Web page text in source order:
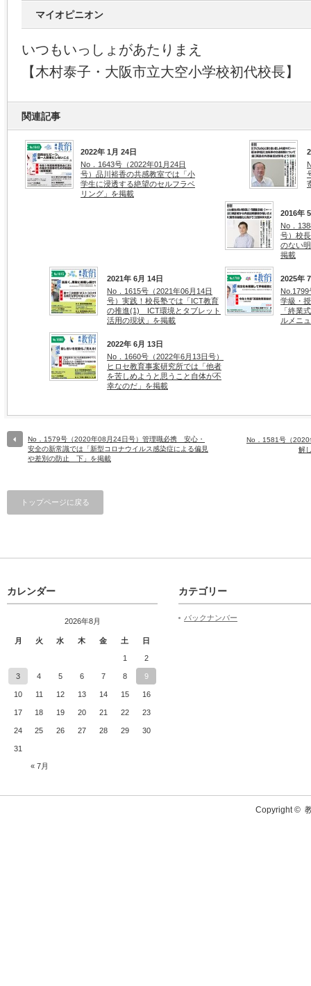
マイオピニオン
いつもいっしょがあたりまえ
【木村泰子・大阪市立大空小学校初代校長】
関連記事
2022年 1月 24日
No．1643号（2022年01月24日
号）品川裕香の共感教室では「小
学生に浸透する絶望のセルフラベ
リング」を掲載
2016年
No．
号）校
のない
掲載
2021年 6月 14日
No．1615号（2021年06月14日
号）実践！校長塾では「ICT教育
の推進(1) ICT環境とタブレット
活用の現状」を掲載
2025年
学級・
「終業
ルメニ
2022年 6月 13日
No．1660号（2022年6月13日号）
ヒロセ教育事案研究所では「他者
を苦しめようと思うこと自体が不
幸なのだ」を掲載
No．1579号（2020年08月24日号）管理職必携 安心・
安全の新常識では「新型コロナウイルス感染症による偏見
や差別の防止 下」を掲載
No．1581号（2020
解
トップページに戻る
カレンダー
2026年8月
月 火 水 木 金 土 日
« 7月
1 2
3 4 5 6 7 8 9
10 11 12 13 14 15 16
17 18 19 20 21 22 23
24 25 26 27 28 29 30
31
カテゴリー
バックナンバー
Copyright ©